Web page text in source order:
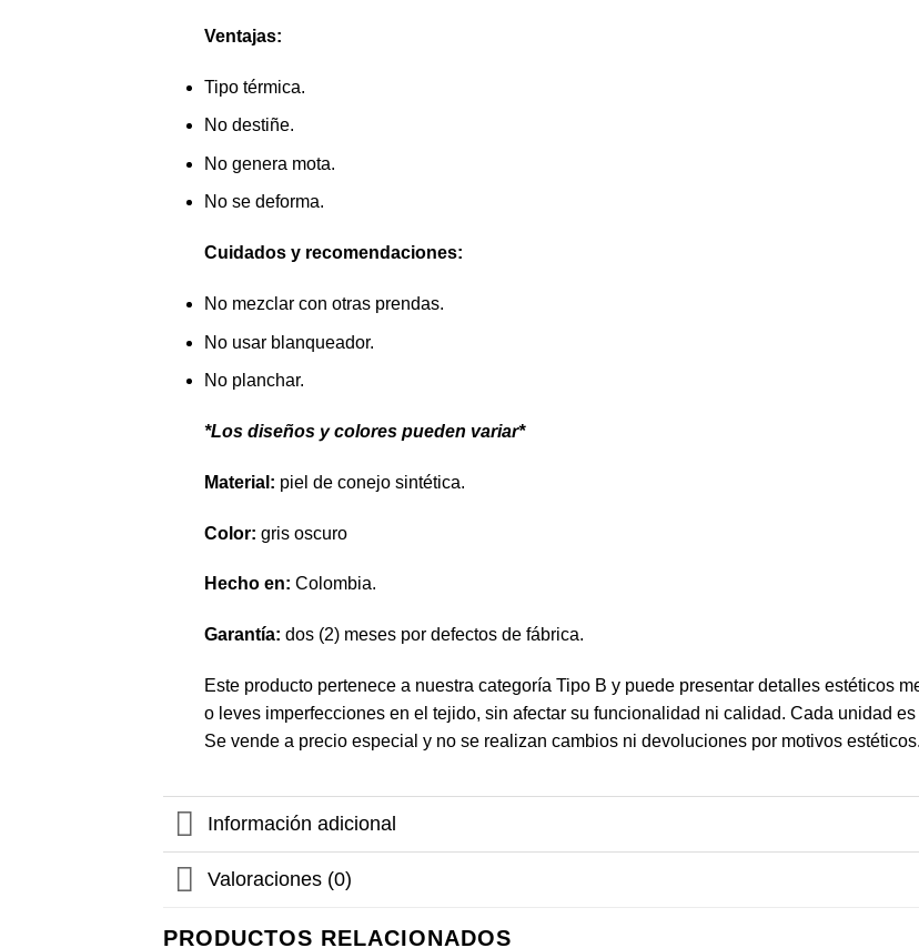
Ventajas:
Tipo térmica.
No destiñe.
No genera mota.
No se deforma.
Cuidados y recomendaciones:
No mezclar con otras prendas.
No usar blanqueador.
No planchar.
*Los diseños y colores pueden variar*
Material: piel de conejo sintética.
Color: gris oscuro
Hecho en: Colombia.
Garantía: dos (2) meses por defectos de fábrica.
Este producto pertenece a nuestra categoría Tipo B y puede presentar detalles estéticos
o leves imperfecciones en el tejido, sin afectar su funcionalidad ni calidad. Cada unidad
Se vende a precio especial y no se realizan cambios ni devoluciones por motivos estéticos.
Información adicional
Valoraciones (0)
PRODUCTOS RELACIONADOS